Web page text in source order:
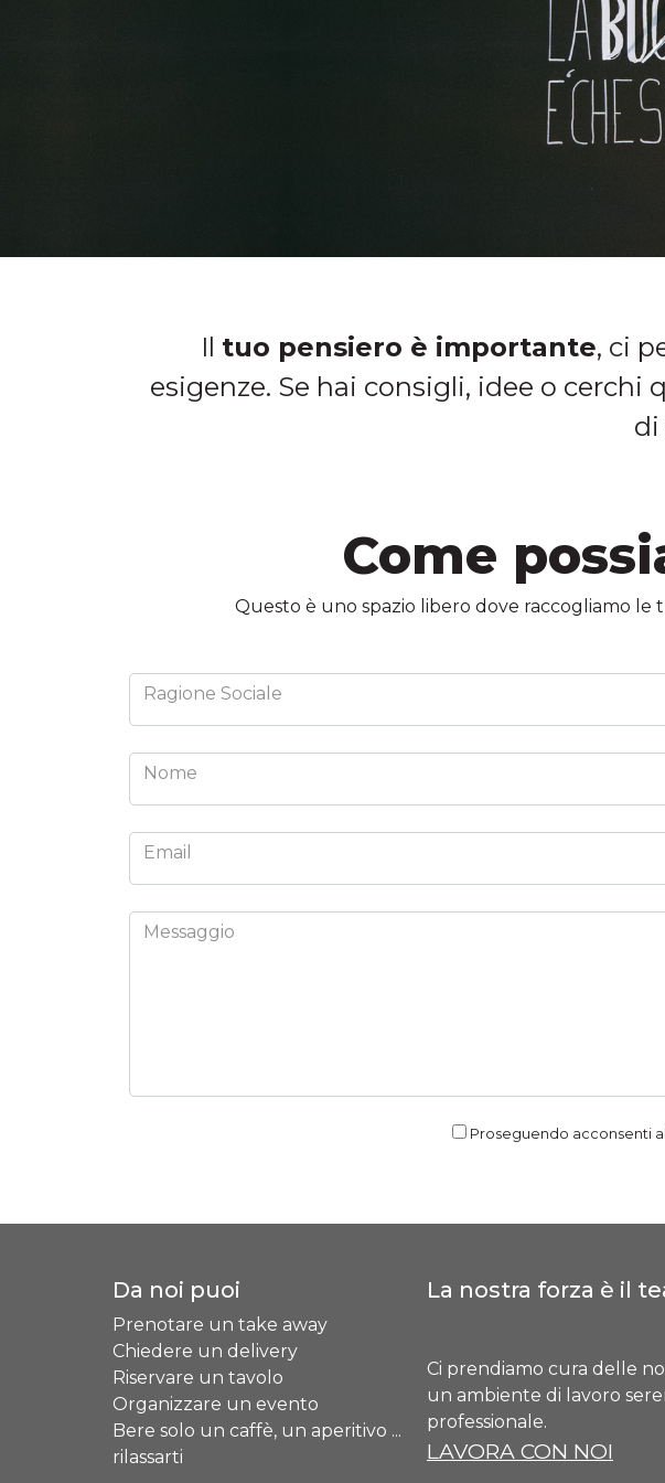
Il tuo pensiero è importante, ci
esigenze. Se hai consigli, idee o cerchi
di
Come
Questo è uno spazio libero dove raccogliamo le
Ragione Sociale
Nome
Email
Messaggio
Proseguendo acconsenti
Da noi puoi
Prenotare un take away
Chiedere un delivery
Riservare un tavolo
Organizzare un evento
Bere solo un caffè, un aperitivo ...
rilassarti
La nostra forza è il
Ci prendiamo cura delle
un ambiente di lavoro
professionale.
LAVORA CON NOI